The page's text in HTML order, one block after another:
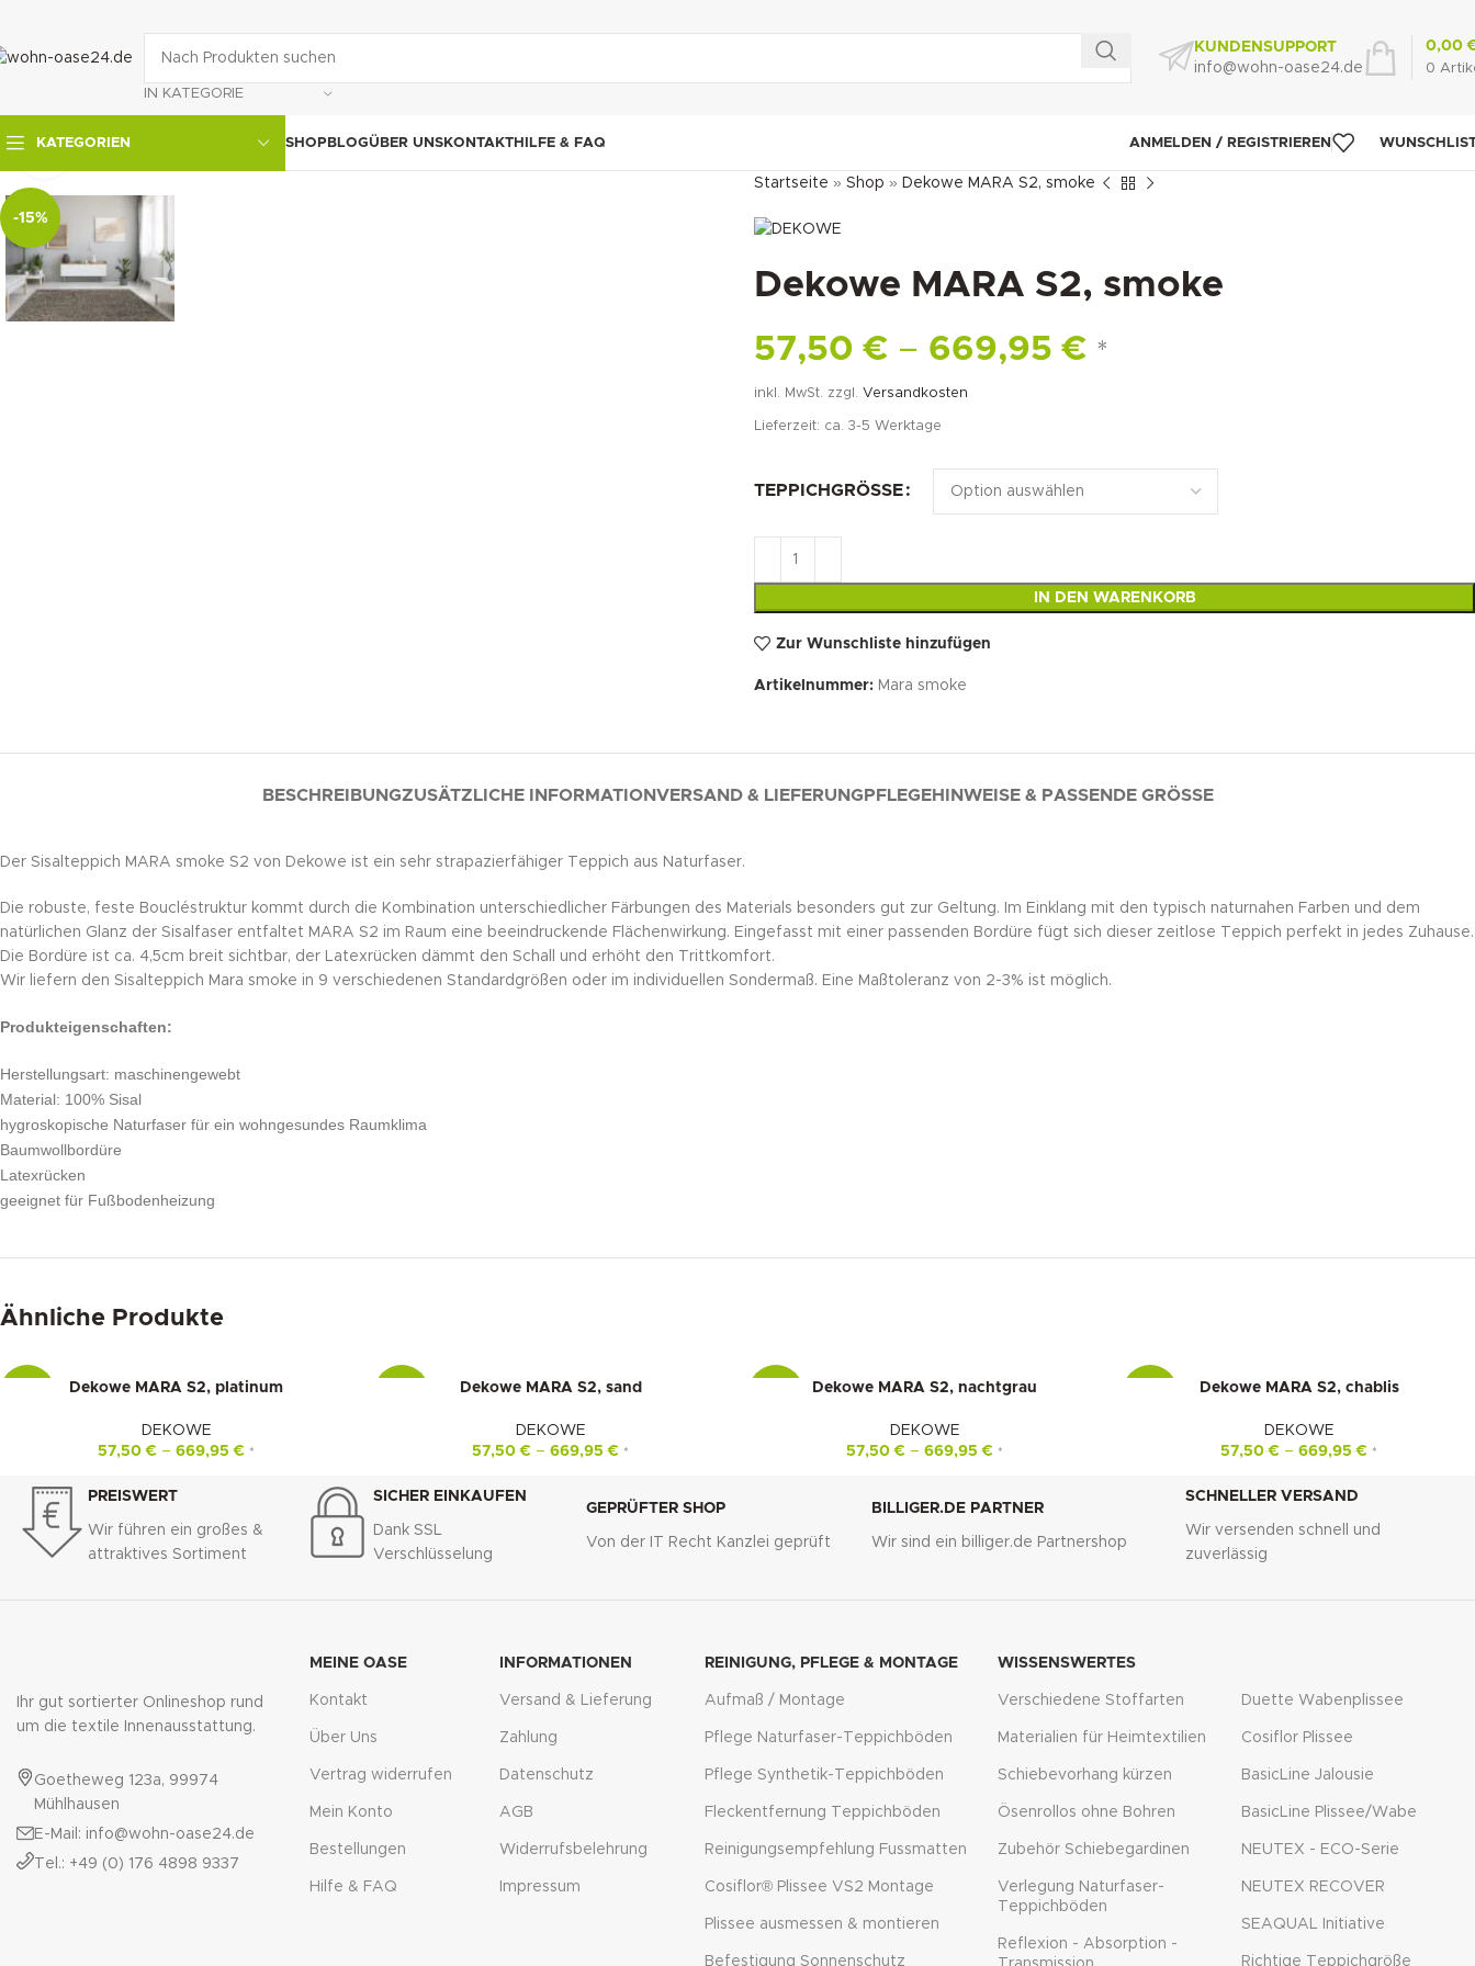
IN KATEGORIE
KUNDENSUPPORT
info@wohn-oase24.de
0
0,00
KATEGORIEN SHOPBLOGÜBER UNSKONTAKTHILFE & FAQ ANMELDEN / REGISTRIEREN
-15%
klicken um zu vergrößern
Startseite » Shop » Dekowe MARA S2, smoke
Dekowe MARA S2, smoke
57,50€ – 669,95€ *
inkl. MwSt. zzgl. Versandkosten
Lieferzeit: ca. 3-5 Werktage
TEPPICHGRÖSSE
IN DEN WARENKORB
Zur Wunschliste hinzufügen
Artikelnummer: Mara smoke
BESCHREIBUNGZUSÄTZLICHE INFORMATIONVERSAND & LIEFERUNG PFLEGEHINWEISE & PASSENDE GRÖSSE
Der Sisalteppich MARA smoke S2 von Dekowe ist ein sehr strapazierfähiger Teppich aus Naturfaser.
Die robuste, feste Boucléstruktur kommt durch die Kombination unterschiedlicher Färbungen des Materials besonders gut zur Geltung. Im Einklang mit den typisch naturnahen Farben und dem
natürlichen Glanz der Sisalfaser entfaltet MARA S2 im Raum eine beeindruckende Flächenwirkung. Eingefasst mit einer passenden Bordüre fügt sich dieser zeitlose Teppich perfekt in jedes Zuhause.
Die Bordüre ist ca. 4,5cm breit sichtbar, der Latexrücken dämmt den Schall und erhöht den Trittkomfort.
Wir liefern den Sisalteppich Mara smoke in 9 verschiedenen Standardgrößen oder im individuellen Sondermaß. Eine Maßtoleranz von 2-3% ist möglich.
Produkteigenschaften:
Herstellungsart: maschinengewebt
Material: 100% Sisal
hygroskopische Naturfaser für ein wohngesundes Raumklima
Baumwollbordüre
Latexrücken
geeignet für Fußbodenheizung
Ähnliche Produkte
Dekowe MARA S2, platinum
DEKOWE
57,50€ – 669,95€ *
Dekowe MARA S2, sand
DEKOWE
57,50€ – 669,95€ *
Dekowe MARA S2, nachtgrau
DEKOWE
57,50€ – 669,95€ *
Dekowe MARA S2, chablis
DEKOWE
57,50€ – 669,95€ *
PREISWERT
Wir führen ein großes &
attraktives Sortiment
SICHER EINKAUFEN
Dank SSL
Verschlüsselung
GEPRÜFTER SHOP
Von der IT Recht Kanzlei geprüft
BILLIGER.DE PARTNER
Wir sind ein billiger.de Partnershop
SCHNELLER VERSAND
Wir versenden schnell und
zuverlässig
Ihr gut sortierter Onlineshop rund
um die textile Innenausstattung.
Goetheweg 123a, 99974
Mühlhausen
E-Mail: info@wohn-oase24.de
Tel.: +49 (0) 176 4898 9337
MEINE OASE
Kontakt
Über Uns
Vertrag widerrufen
Mein Konto
Bestellungen
Hilfe & FAQ
INFORMATIONEN
Versand & Lieferung
Zahlung
Datenschutz
AGB
Widerrufsbelehrung
Impressum
REINIGUNG, PFLEGE & MONTAGE
Aufmaß / Montage
Pflege Naturfaser-Teppichböden
Pflege Synthetik-Teppichböden
Fleckentfernung Teppichböden
Reinigungsempfehlung Fussmatten
Cosiflor® Plissee VS2 Montage
Plissee ausmessen & montieren
Befestigung Sonnenschutz
WISSENSWERTES
Verschiedene Stoffarten
Materialien für Heimtextilien
Schiebevorhang kürzen
Ösenrollos ohne Bohren
Zubehör Schiebegardinen
Verlegung Naturfaser-
Teppichböden
Reflexion - Absorption -
Duette Wabenplissee
Cosiflor Plissee
BasicLine Jalousie
BasicLine Plissee/Wabe
NEUTEX - ECO-Serie
NEUTEX RECOVER
SEAQUAL Initiative
Richtige Teppichgröße